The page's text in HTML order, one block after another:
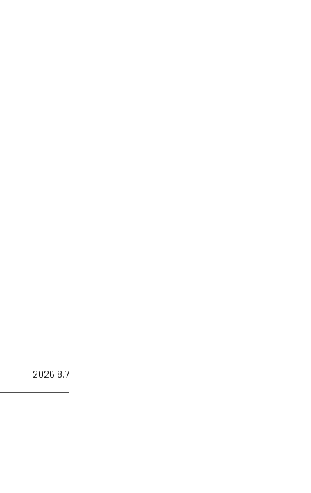
2026.8.7